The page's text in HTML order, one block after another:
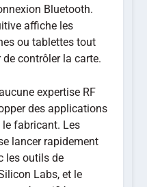
Bluetooth.
affiche les
ou tablettes tout
contrôler la carte.
expertise RF
des applications
le fabricant. Les
lancer rapidement
les outils de
Labs, et le